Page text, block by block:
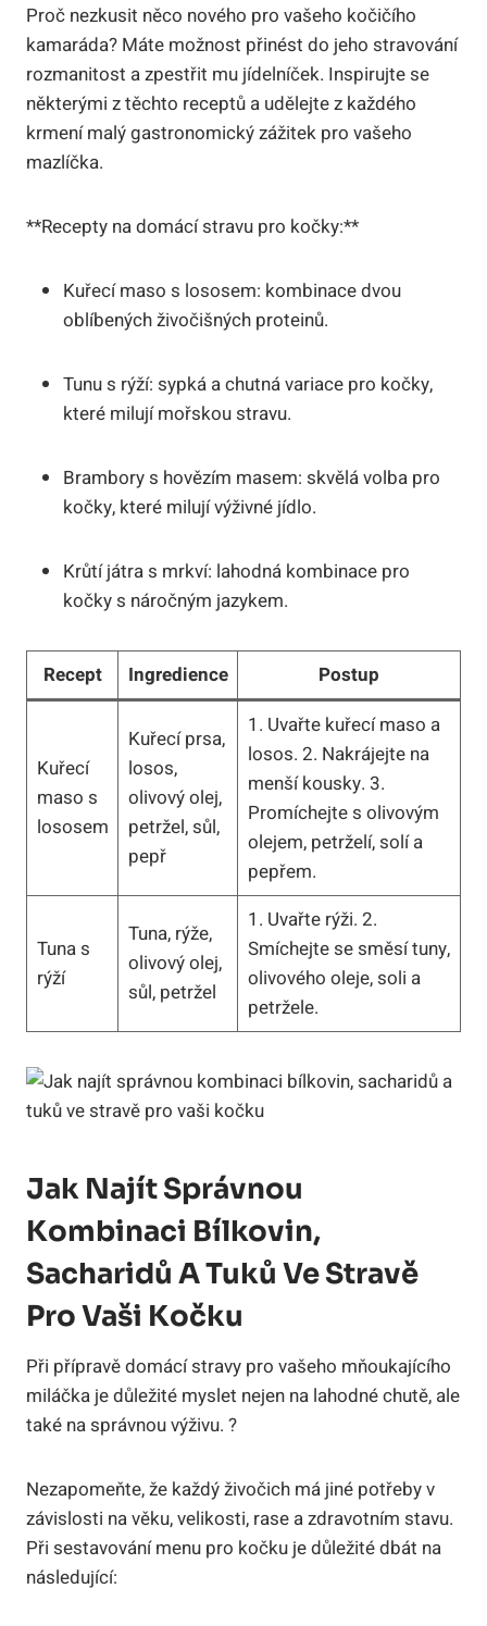
Proč nezkusit něco nového pro vašeho kočičího
kamaráda? Máte možnost přinést do jeho stravování
rozmanitost a zpestřit mu jídelníček. Inspirujte se
některými z těchto receptů a udělejte z každého
krmení malý gastronomický zážitek pro vašeho
mazlíčka.
**Recepty na domácí stravu pro kočky:**
Kuřecí maso s lososem: kombinace dvou
oblíbených živočišných proteinů.
Tunu s rýží: sypká a chutná variace pro kočky,
které milují mořskou stravu.
Brambory s hovězím masem: skvělá volba pro
kočky, které milují výživné jídlo.
Krůtí játra s mrkví: lahodná kombinace pro
kočky s náročným jazykem.
Recept Ingredience Postup
Kuřecí
maso s
lososem
Kuřecí prsa,
losos,
olivový olej,
petržel, sůl,
pepř
1. Uvařte kuřecí maso a
losos. 2. Nakrájejte na
menší kousky. 3.
Promíchejte s olivovým
olejem, petrželí, solí a
pepřem.
Tuna s
rýží
Tuna, rýže,
olivový olej,
sůl, petržel
1. Uvařte rýži. 2.
Smíchejte se směsí tuny,
olivového oleje, soli a
petržele.
Jak Najít Správnou
Kombinaci Bílkovin,
Sacharidů A Tuků Ve Stravě
Pro Vaši Kočku
Při přípravě domácí stravy pro vašeho mňoukajícího
miláčka je důležité myslet nejen na lahodné chutě, ale
také na správnou výživu. ?
Nezapomeňte, že každý živočich má jiné potřeby v
závislosti na věku, velikosti, rase a zdravotním stavu.
Při sestavování menu pro kočku je důležité dbát na
následující: